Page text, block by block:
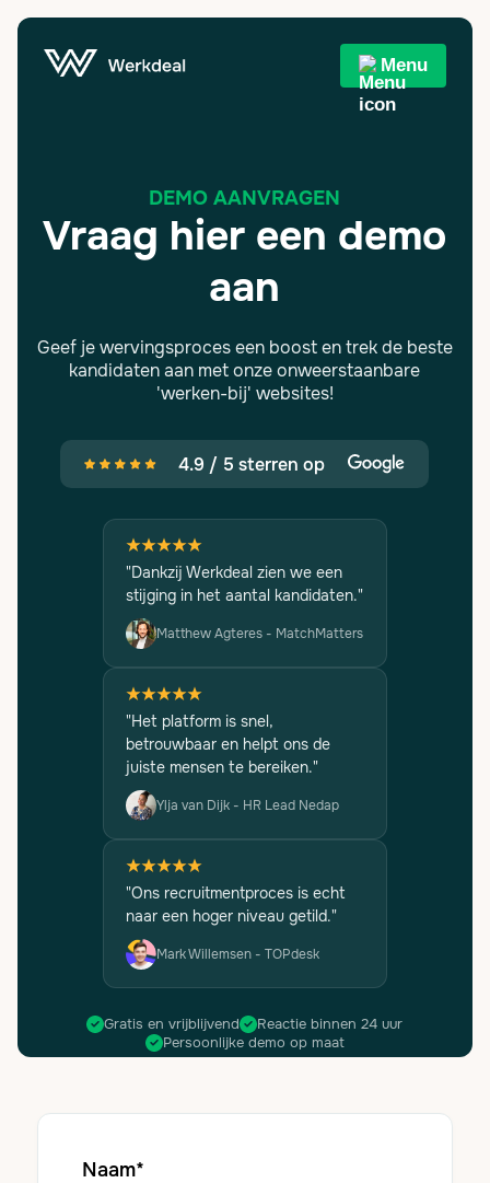
Menu
DEMO AANVRAGEN
Vraag hier een demo
aan
Geef je wervingsproces een boost en trek de beste
kandidaten aan met onze onweerstaanbare
'werken-bij' websites!
4.9 / 5 sterren op
"Dankzij Werkdeal zien we een
stijging in het aantal kandidaten."
Matthew Agteres - MatchMatters
"Het platform is snel,
betrouwbaar en helpt ons de
juiste mensen te bereiken."
Ylja van Dijk - HR Lead Nedap
"Ons recruitmentproces is echt
naar een hoger niveau getild."
Mark Willemsen - TOPdesk
Gratis en vrijblijvend
Reactie binnen 24 uur
Persoonlijke demo op maat
Naam*